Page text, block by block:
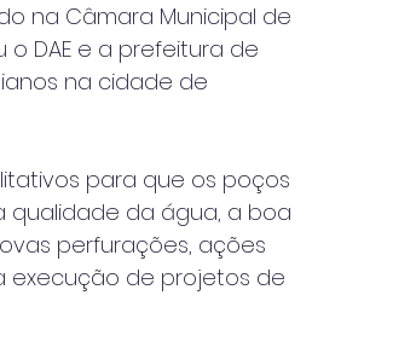
na Câmara Municipal de
o DAE e a prefeitura de
na cidade de
para que os poços
qualidade da água, a boa
perfurações, ações
execução de projetos de